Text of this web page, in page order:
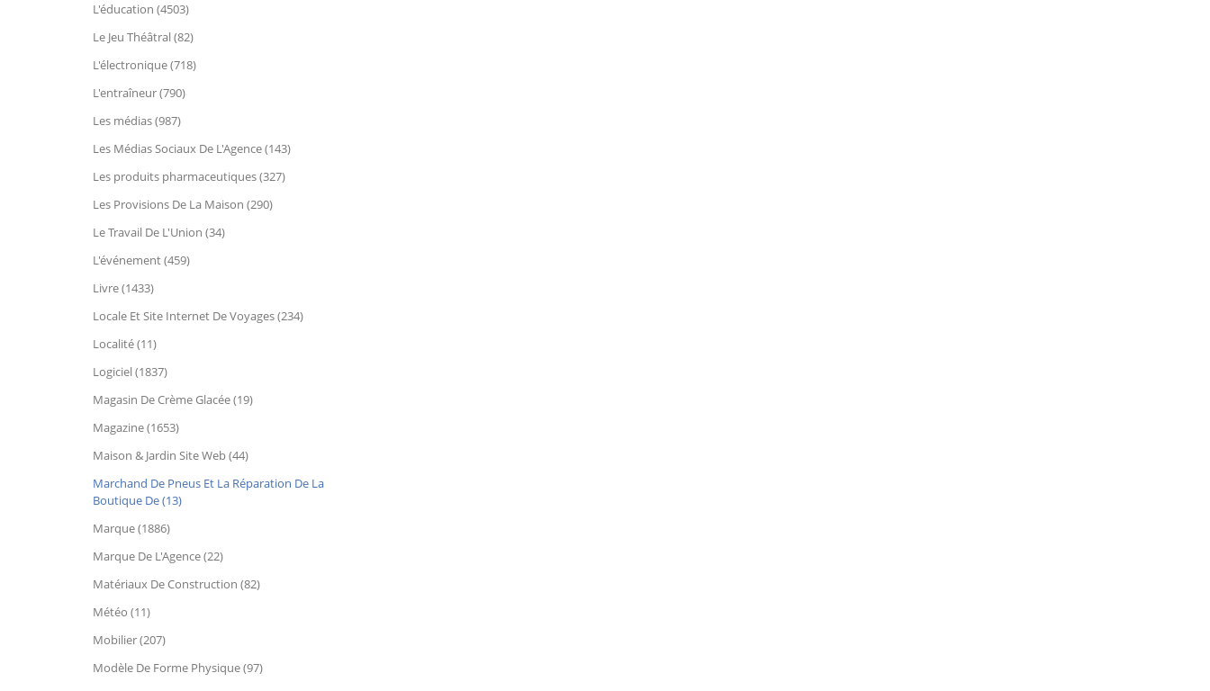
L'éducation (4503)
Le Jeu Théâtral (82)
L'électronique (718)
L'entraîneur (790)
Les médias (987)
Les Médias Sociaux De L'Agence (143)
Les produits pharmaceutiques (327)
Les Provisions De La Maison (290)
Le Travail De L'Union (34)
L'événement (459)
Livre (1433)
Locale Et Site Internet De Voyages (234)
Localité (11)
Logiciel (1837)
Magasin De Crème Glacée (19)
Magazine (1653)
Maison & Jardin Site Web (44)
Marchand De Pneus Et La Réparation De La
Boutique De (13)
Marque (1886)
Marque De L'Agence (22)
Matériaux De Construction (82)
Météo (11)
Mobilier (207)
Modèle De Forme Physique (97)